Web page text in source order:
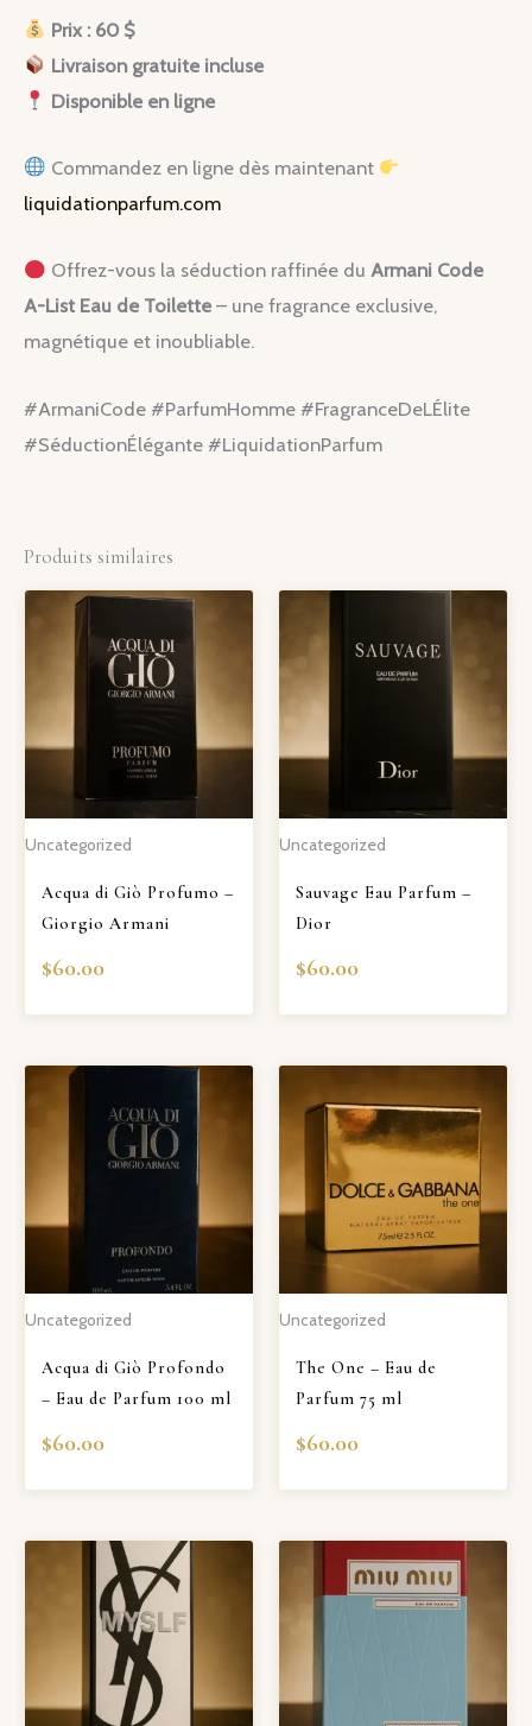
Prix : 60 $
Livraison gratuite incluse
Disponible en ligne
Commandez en ligne dès maintenant
liquidationparfum.com
Offrez-vous la séduction raffinée du Armani Code
A-List Eau de Toilette – une fragrance exclusive,
magnétique et inoubliable.
#ArmaniCode #ParfumHomme #FragranceDeLÉlite
#SéductionÉlégante #LiquidationParfum
Produits similaires
Uncategorized
Acqua di Giò Profumo –
Giorgio Armani
$60.00
Uncategorized
Sauvage Eau Parfum –
Dior
$60.00
Uncategorized
Acqua di Giò Profondo
– Eau de Parfum 100 ml
$60.00
Uncategorized
The One – Eau de
Parfum 75 ml
$60.00